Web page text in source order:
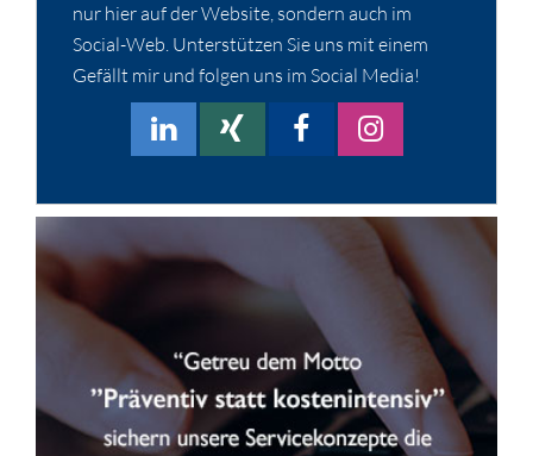
nur hier auf der Website, sondern auch im
Social-Web. Unterstützen Sie uns mit einem
Gefällt mir und folgen uns im Social Media!